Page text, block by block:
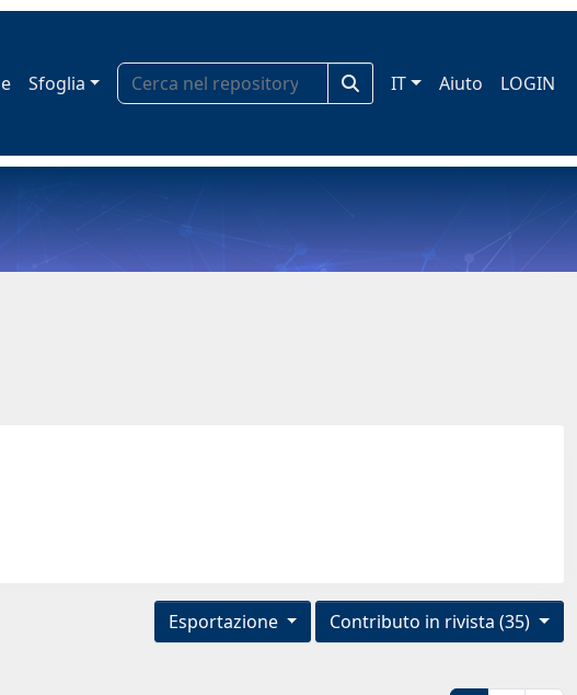
Sfoglia IT Aiuto LOGIN
Contributo in rivista (35)
Esportazione